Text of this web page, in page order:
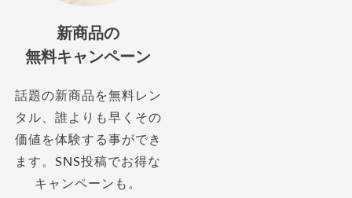
新商品の
無料キャンペーン
話題の新商品を無料レン
タル、誰よりも早くその
価値を体験する事ができ
ます。SNS投稿でお得な
キャンペーンも。